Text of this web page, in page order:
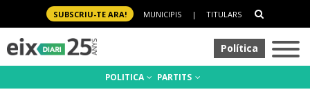
SUBSCRIU-TE ARA! MUNICIPIS | TITULARS
Política
POLITICA PARTITS